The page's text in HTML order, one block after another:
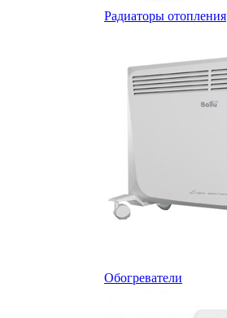
Радиаторы отопления
Обогреватели